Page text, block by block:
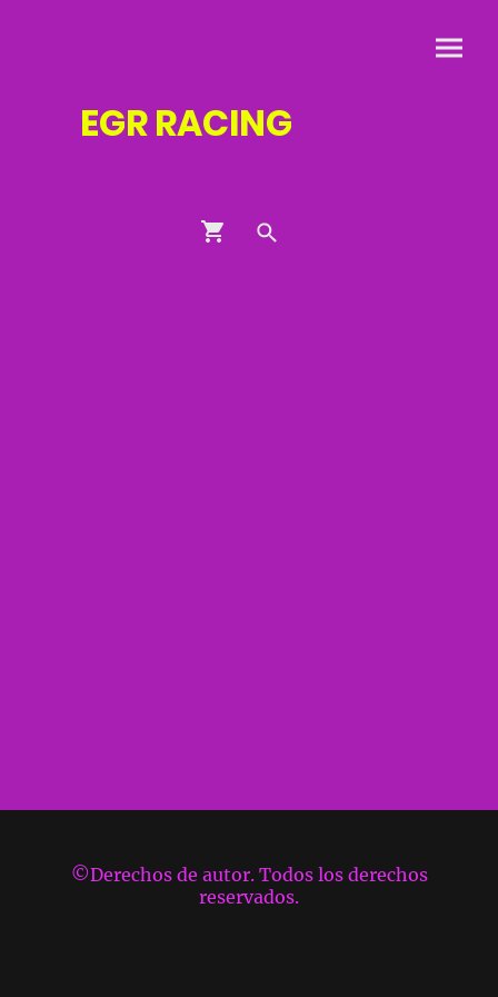
EGRRACING
©Derechos de autor. Todos los derechos
reservados.